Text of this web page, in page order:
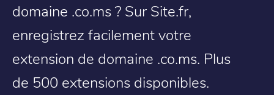
domaine .co.ms ? Sur Site.fr,
enregistrez facilement votre
extension de domaine .co.ms. Plus
de 500 extensions disponibles.